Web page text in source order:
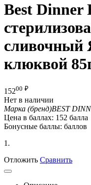
Best Dinner
сливочный
клюквой
15200 ₽
Нет в наличии
Марка (бренд)BEST
Цена в баллах: 152 балла
Бонусные баллы: баллов
1.
Отложить Сравнить